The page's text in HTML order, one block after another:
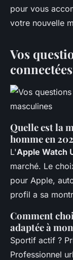
pour vous
votre nouvelle
Vos
Quelle est la
homme en
L'Apple Watch
marché. Le
pour Apple,
profil a sa
Comment
adaptée à
Sportif actif ?
Professionnel